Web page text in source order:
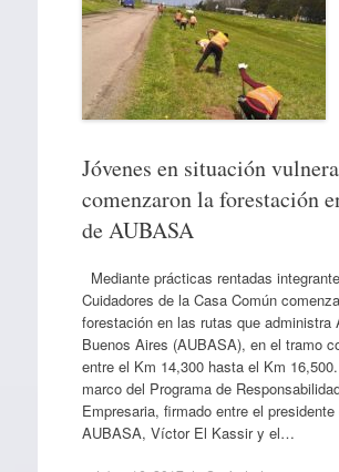
Jóvenes en situación
comenzaron la forestación
de AUBASA
Mediante prácticas rentadas
Cuidadores de la Casa Común
forestación en las rutas que administra
Buenos Aires (AUBASA), en el tramo
entre el Km 14,300 hasta el Km
marco del Programa de
Empresaria, firmado entre el presidente
AUBASA, Víctor El Kassir y el…